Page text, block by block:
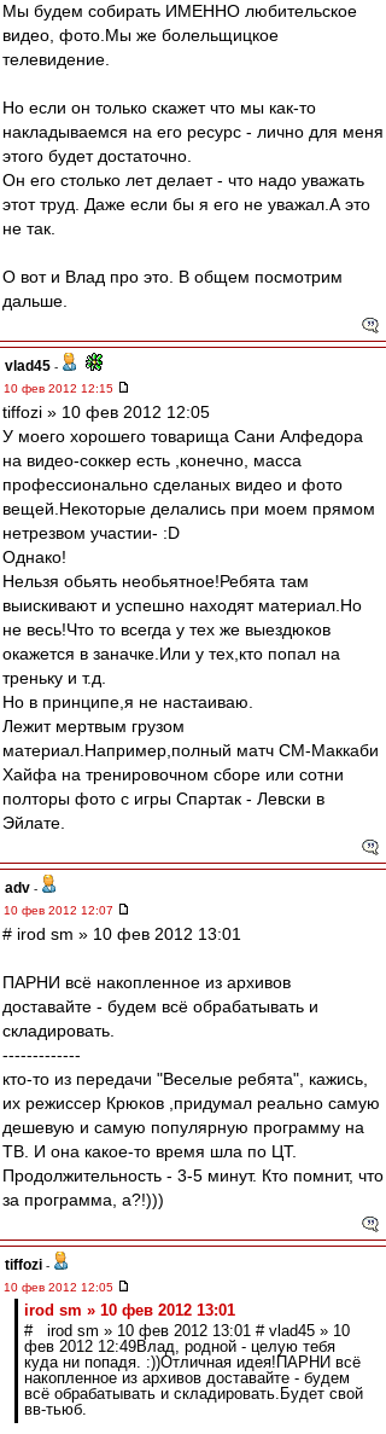
Мы будем собирать ИМЕННО любительское
видео, фото.Мы же болельщицкое
телевидение.
Но если он только скажет что мы как-то
накладываемся на его ресурс - лично для меня
этого будет достаточно.
Он его столько лет делает - что надо уважать
этот труд. Даже если бы я его не уважал.А это
не так.
О вот и Влад про это. В общем посмотрим
дальше.
vlad45 -
10 фев 2012 12:15
tiffozi » 10 фев 2012 12:05
У моего хорошего товарища Сани Алфедора
на видео-соккер есть ,конечно, масса
профессионально сделаных видео и фото
вещей.Некоторые делались при моем прямом
нетрезвом участии- :D
Однако!
Нельзя обьять необьятное!Ребята там
выискивают и успешно находят материал.Но
не весь!Что то всегда у тех же выездюков
окажется в заначке.Или у тех,кто попал на
треньку и т.д.
Но в принципе,я не настаиваю.
Лежит мертвым грузом
материал.Например,полный матч СМ-Маккаби
Хайфа на тренировочном сборе или сотни
полторы фото с игры Спартак - Левски в
Эйлате.
adv -
10 фев 2012 12:07
# irod sm » 10 фев 2012 13:01
ПАРНИ всё накопленное из архивов
доставайте - будем всё обрабатывать и
складировать.
-------------
кто-то из передачи "Веселые ребята", кажись,
их режиссер Крюков ,придумал реально самую
дешевую и самую популярную программу на
ТВ. И она какое-то время шла по ЦТ.
Продолжительность - 3-5 минут. Кто помнит, что
за программа, а?!)))
tiffozi -
10 фев 2012 12:05
irod sm » 10 фев 2012 13:01
# irod sm » 10 фев 2012 13:01 # vlad45 » 10
фев 2012 12:49Влад, родной - целую тебя
куда ни попадя. :))Отличная идея!ПАРНИ всё
накопленное из архивов доставайте - будем
всё обрабатывать и складировать.Будет свой
вв-тьюб.